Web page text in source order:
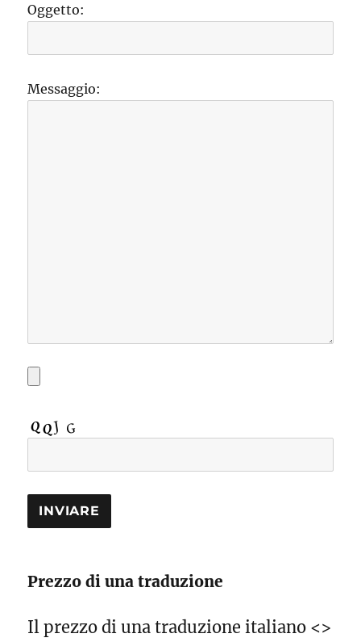
Oggetto:
Messaggio:
Prezzo di una traduzione
Il prezzo di una traduzione italiano <>